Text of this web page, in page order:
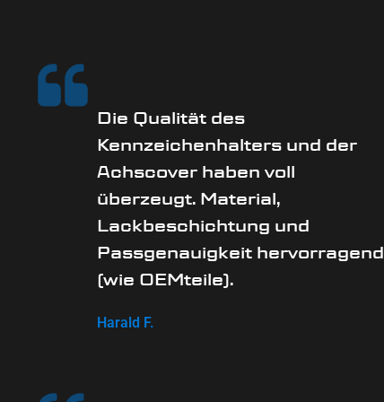
Die Qualität des
Kennzeichenhalters und der
Achscover haben voll
überzeugt. Material,
Lackbeschichtung und
Passgenauigkeit hervorragend
(wie OEMteile).
Harald F.